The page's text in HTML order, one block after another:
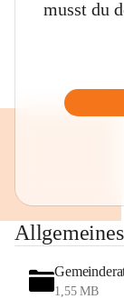
musst du
Allgemeines
1,55 MB